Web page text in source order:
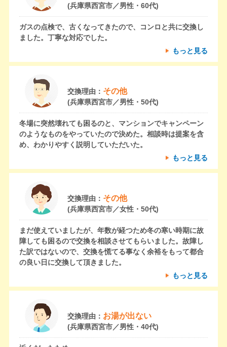
(兵庫県西宮市／男性・60代)
ガスの点検で、古くなってきたので、コンロと共に交換し
ました。丁寧な対応でした。
もっと見る
交換理由： その他
(兵庫県西宮市／男性・50代)
冬場に突然壊れても困るのと、マンションでキャンペーン
のようなものをやっていたので決めた。相談時は提案を含
め、わかりやすく説明していただいた。
もっと見る
交換理由： その他
(兵庫県西宮市／女性・50代)
まだ使えていましたが、年数が経つため冬の寒い時期に故
障しても困るので交換を相談させてもらいました。故障し
た訳ではないので、交換を慌てる事なく余裕をもって都合
の良い日に交換して頂きました。
もっと見る
交換理由： お湯が出ない
(兵庫県西宮市／男性・40代)